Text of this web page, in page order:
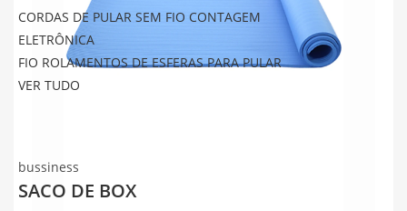
CORDAS DE PULAR SEM FIO CONTAGEM
ELETRÔNICA
FIO ROLAMENTOS DE ESFERAS PARA PULAR
VER TUDO
bussiness
SACO DE BOX